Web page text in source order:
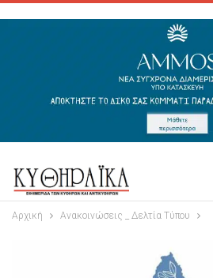
Αρχική Ανακοινώσεις _ Δελτία Τύπου